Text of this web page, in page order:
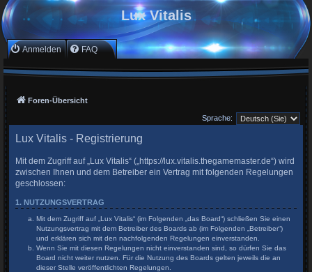
Lux Vitalis
Anmelden FAQ
Foren-Übersicht
Sprache:
Lux Vitalis - Registrierung
Mit dem Zugriff auf „Lux Vitalis“ („https://lux.vitalis.thegamemaster.de“) wird
zwischen Ihnen und dem Betreiber ein Vertrag mit folgenden Regelungen
geschlossen:
1. NUTZUNGSVERTRAG
Mit dem Zugriff auf „Lux Vitalis“ (im Folgenden „das Board“) schließen Sie einen
Nutzungsvertrag mit dem Betreiber des Boards ab (im Folgenden „Betreiber“)
und erklären sich mit den nachfolgenden Regelungen einverstanden.
Wenn Sie mit diesen Regelungen nicht einverstanden sind, so dürfen Sie das
Board nicht weiter nutzen. Für die Nutzung des Boards gelten jeweils die an
dieser Stelle veröffentlichten Regelungen.